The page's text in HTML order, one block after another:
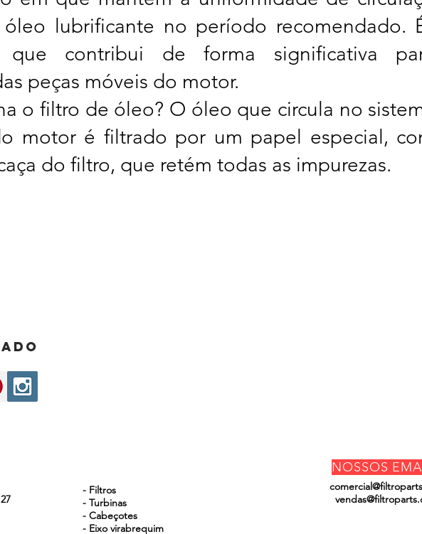
lubrificante no período recomendado.
que contribui de forma significativa
peças móveis do motor.
o filtro de óleo? O óleo que circula no
motor é filtrado por um papel especial,
do filtro, que retém todas as impurezas.
- Filtros
- Turbinas
- Cabeçotes
- Eixo virabrequim
NOSSOS